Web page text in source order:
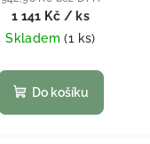
1 141 Kč / ks
Skladem(1 ks)
Do košíku